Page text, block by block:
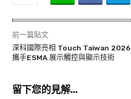
前一篇貼文
深科國際亮相 Touch Taiwan 2026
攜手ESMA 展示觸控與顯示技術
留下您的見解...